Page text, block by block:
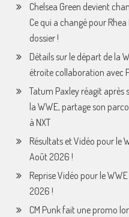
Chelsea Green devient
Ce qui a changé pour
dossier !
Détails sur le départ de la
étroite collaboration avec
Tatum Paxley réagit après
la WWE, partage son
à NXT
Résultats et Vidéo pour le
Août 2026 !
Reprise Vidéo pour le
2026 !
CM Punk fait une promo